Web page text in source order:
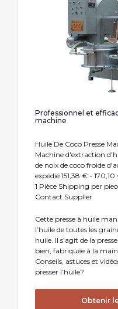
Professionnel et
machine
Huile De Coco Presse
Machine d'extraction
de noix de coco froide
expédié 151,38 € -
1 Pièce Shipping per
Contact Supplier
Cette presse à huile
l’huile de toutes les
huile. Il s’agit de la
bien, fabriquée à la
Conseils, astuces et
presser l’huile?
Obtenir